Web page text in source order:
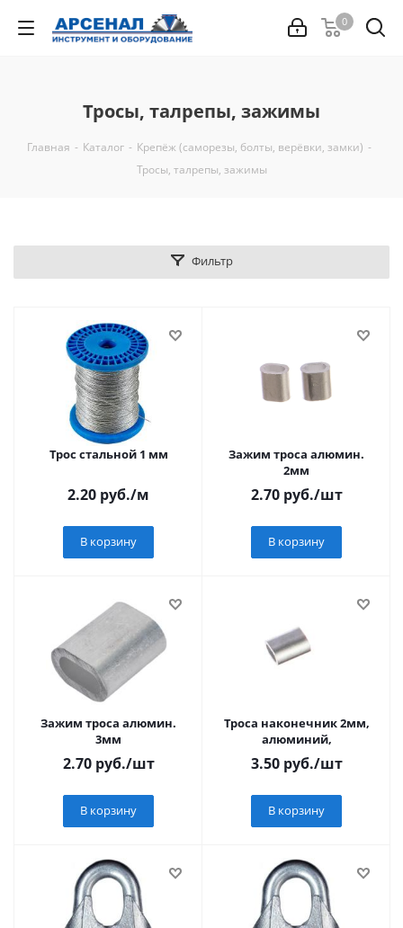
0
Тросы, талрепы, зажимы
Главная - Каталог - Крепёж (саморезы, болты, верёвки, замки) -
Тросы, талрепы, зажимы
Фильтр
Трос стальной 1 мм
2.20 руб./м
В корзину
Зажим троса алюмин.
2мм
2.70руб./шт
В корзину
Зажим троса алюмин.
3мм
2.70руб./шт
В корзину
Троса наконечник 2мм,
алюминий,
3.50руб./шт
В корзину